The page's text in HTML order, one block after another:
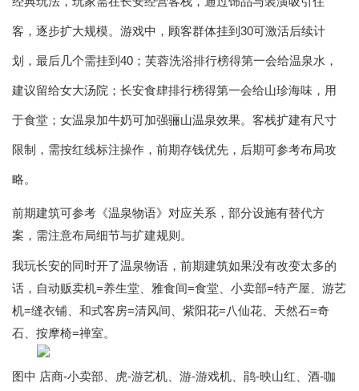
客，逐步扩大规模。游戏中，顾客群体挂到30可激活后续计
划，最后几个需挂到40；芙蓉洗浴排行榜得第一会给温泉水，
建议留给女大汤院；长安食肆排行榜得第一会给山珍海味，用
于食堂；女温泉加牛奶可加强骊山温泉效果。客栈扩建有尺寸
限制，需按红线标注操作，前期存钱优先，后期可参考布局攻
略。
前期建筑可参考《温泉物语》对应关系，部分设施有替代方
案，需注意布局细节与扩建规则。
我玩长安的同时开了温泉物语，前期建筑如果没有改变太多的
话，自动贩卖机=养生堂、雅食间=食堂、小卖部=特产屋、游艺
机=缝衣铺、和式客房=清风间、紫阳花=八仙花、天然石=奇
石、按摩椅=禅室。
图中 店商-小卖部、虎-游艺机、游-游戏机、鹃-映山红、酒-咖